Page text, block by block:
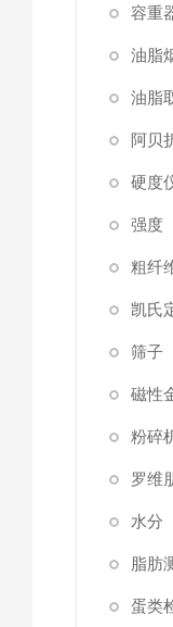
容重
油脂
油脂
阿贝
硬度
强度
粗纤
凯氏
筛子
磁性
粉碎
罗维
水分
脂肪
蛋类